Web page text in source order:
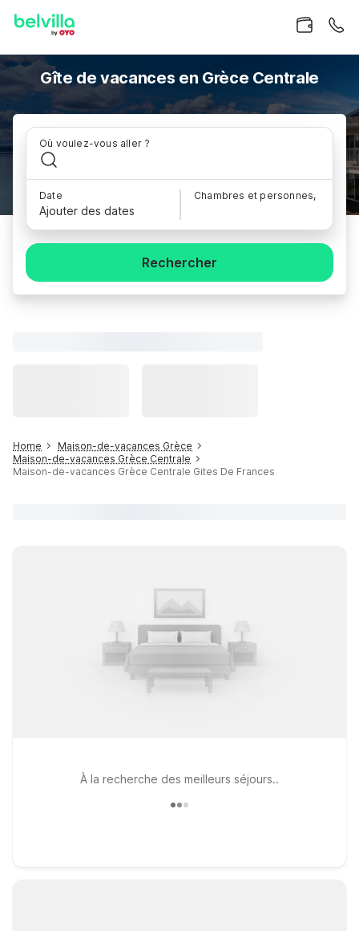
Gîte de vacances en Grèce Centrale
Où voulez-vous aller ?
Date
Ajouter des dates
Chambres et personnes,
Rechercher
Home
Maison-de-vacances Grèce
Maison-de-vacances Grèce Centrale
Maison-de-vacances Grèce Centrale Gites De Frances
À la recherche des meilleurs séjours..